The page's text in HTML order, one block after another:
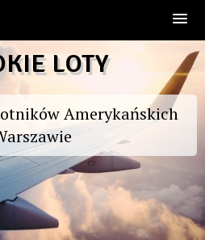
LOTY
Amerykańskich